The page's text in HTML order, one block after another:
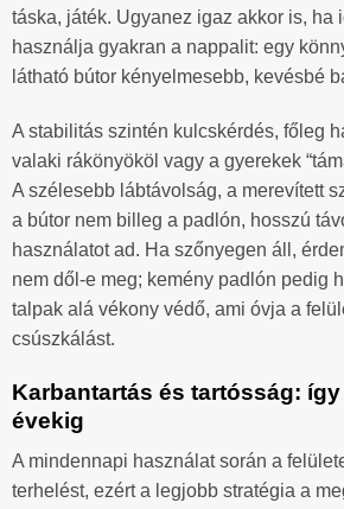
táska, játék. Ugyanez igaz akkor is, ha
használja gyakran a nappalit: egy
látható bútor kényelmesebb, kevésbé
A stabilitás szintén kulcskérdés, főleg
valaki rákönyököl vagy a gyerekek
A szélesebb lábtávolság, a merevített
a bútor nem billeg a padlón, hosszú
használatot ad. Ha szőnyegen áll,
nem dől-e meg; kemény padlón pedig
talpak alá vékony védő, ami óvja a
csúszkálást.
Karbantartás és tartósság:
évekig
A mindennapi használat során a
terhelést, ezért a legjobb stratégia a